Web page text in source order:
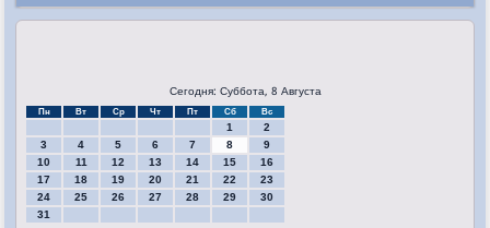
Сегодня: Суббота, 8 Августа
Пн Вт Ср Чт Пт Сб Вс
1
2
3
4 5 6 7 8
9
10
11 12 13 14 15
16
17
18 19 20 21 22
23
24
25 26 27 28 29
30
31